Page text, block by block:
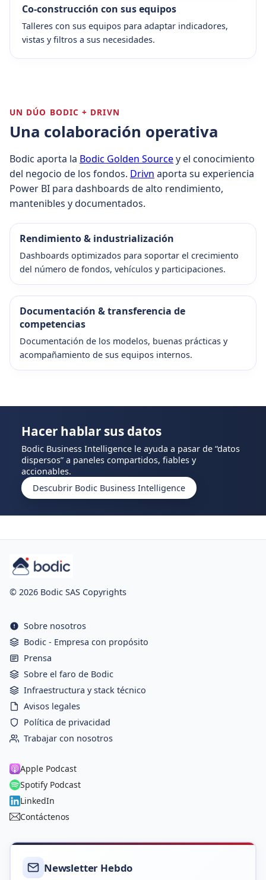
Co-construcción con sus equipos
Talleres con sus equipos para adaptar indicadores,
vistas y filtros a sus necesidades.
UN DÚO BODIC + DRIVN
Una colaboración operativa
Bodic aporta la Bodic Golden Sourcey el conocimiento
del negocio de los fondos. Drivn aporta su experiencia
Power BI para dashboards de alto rendimiento,
mantenibles y documentados.
Rendimiento & industrialización
Dashboards optimizados para soportar el crecimiento
del número de fondos, vehículos y participaciones.
Documentación & transferencia de
competencias
Documentación de los modelos, buenas prácticas y
acompañamiento de sus equipos internos.
Hacer hablar sus datos
Bodic Business Intelligence le ayuda a pasar de “datos
dispersos” a paneles compartidos, fiables y
accionables.
Descubrir Bodic Business Intelligence
© 2026 Bodic SAS Copyrights
Sobre nosotros
Bodic - Empresa con propósito
Prensa
Sobre el faro de Bodic
Infraestructura y stack técnico
Avisos legales
Política de privacidad
Trabajar con nosotros
Apple Podcast
Spotify Podcast
LinkedIn
Contáctenos
Newsletter Hebdo